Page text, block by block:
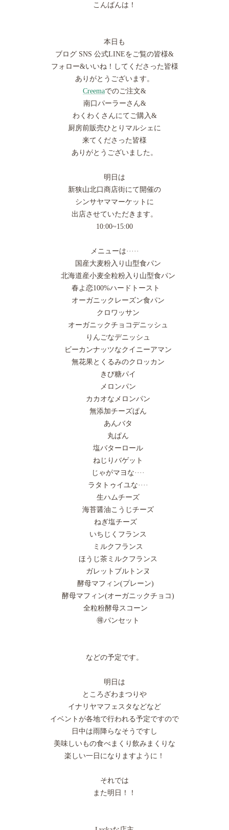
こんばんは！
本日も
ブログ SNS 公式LINEをご覧の皆様&
フォロー&いいね！してくださった皆様
ありがとうございます。
Creemaでのご注文&
南口パーラーさん&
わくわくさんにてご購入&
厨房前販売ひとりマルシェに
来てくださった皆様
ありがとうございました。
明日は
新狭山北口商店街にて開催の
シンサヤママーケットに
出店させていただきます。
10:00~15:00
メニューは·····
国産大麦粉入り山型食パン
北海道産小麦全粒粉入り山型食パン
春よ恋100%ハードトースト
オーガニックレーズン食パン
クロワッサン
オーガニックチョコデニッシュ
りんごなデニッシュ
ビーカンナッツなクイニーアマン
無花果とくるみのクロッカン
きび糖パイ
メロンパン
カカオなメロンパン
無添加チーズぱん
あんバタ
丸ぱん
塩バターロール
ねじりバゲット
じゃがマヨな····
ラタトゥイユな····
生ハムチーズ
海苔醤油こうじチーズ
ねぎ塩チーズ
いちじくフランス
ミルクフランス
ほうじ茶ミルクフランス
ガレットブルトンヌ
酵母マフィン(プレーン)
酵母マフィン(オーガニックチョコ)
全粒粉酵母スコーン
🉐パンセット
などの予定です。
明日は
ところざわまつりや
イナリヤマフェスタなどなど
イベントが各地で行われる予定ですので
日中は雨降らなそうですし
美味しいもの食べまくり飲みまくりな
楽しい一日になりますように！
それでは
また明日！！